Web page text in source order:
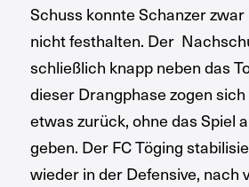
Schuss konnte Schanzer
nicht festhalten. Der
schließlich knapp neben das
dieser Drangphase zogen
etwas zurück, ohne das Spiel
geben. Der FC Töging
wieder in der Defensive, nach